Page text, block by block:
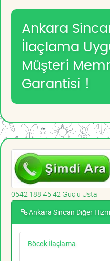
Ankara
İlaçlama
Müşteri
Garantisi !
0542 188 45 42 Güçlü Usta
Ankara Sincan Diğer
Böcek İlaçlama